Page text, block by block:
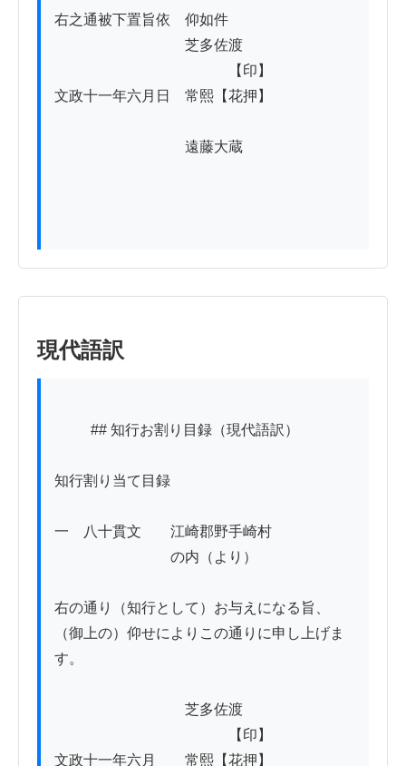
右之通被下置旨依　仰如件
芝多佐渡
【印】
文政十一年六月日　常熙【花押】
遠藤大蔵
現代語訳
知行割り当て目録
一　八十貫文　　江崎郡野手崎村
の内（より）
右の通り（知行として）お与えになる旨、
（御上の）仰せによりこの通りに申し上げま
す。
芝多佐渡
【印】
文政十一年六月　　常熙【花押】